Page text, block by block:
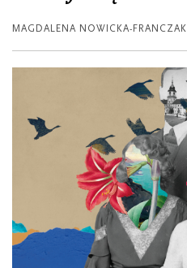
MAGDALENA NOWICKA-FRANCZAK